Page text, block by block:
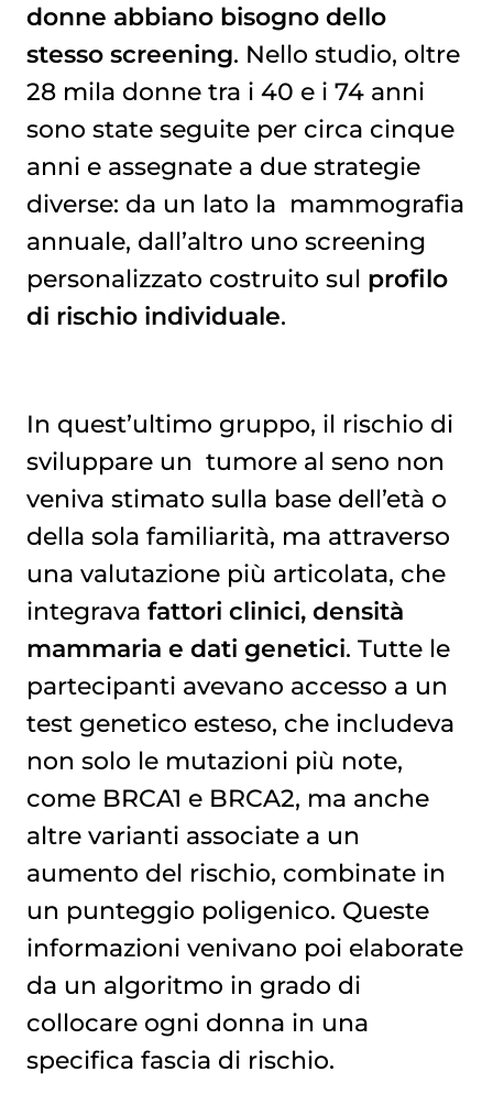
donne abbiano bisogno dello
stesso screening. Nello studio, oltre
28 mila donne tra i 40 e i 74 anni
sono state seguite per circa cinque
anni e assegnate a due strategie
diverse: da un lato la mammografia
annuale, dall’altro uno screening
personalizzato costruito sul profilo
di rischio individuale.
In quest’ultimo gruppo, il rischio di
sviluppare un tumore al seno non
veniva stimato sulla base dell’età o
della sola familiarità, ma attraverso
una valutazione più articolata, che
integrava fattori clinici, densità
mammaria e dati genetici. Tutte le
partecipanti avevano accesso a un
test genetico esteso, che includeva
non solo le mutazioni più note,
come BRCA1 e BRCA2, ma anche
altre varianti associate a un
aumento del rischio, combinate in
un punteggio poligenico. Queste
informazioni venivano poi elaborate
da un algoritmo in grado di
collocare ogni donna in una
specifica fascia di rischio.